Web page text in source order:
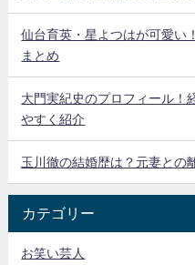
仙台育英・星よつはが可愛い
まとめ
大門実紀史のプロフィール！
やすく紹介
玉川徹の結婚歴は？元妻との
カテゴリー
お笑い芸人